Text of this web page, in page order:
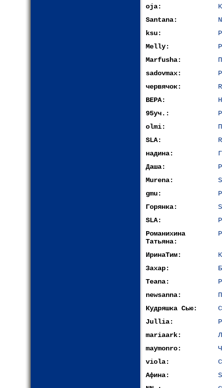
oja:
Santana:
ksu:
Melly:
Marfusha:
sadovmax:
червячок:
ВЕРА:
95уч.:
olmi:
SLA:
надина:
Даша:
Murena:
gmu:
Горянка:
SLA:
Романихина
Татьяна:
ИринаТим:
Захар:
Teana:
newsanna:
Кудряшка Сью:
Jullia:
mariaark:
maymonro:
viola:
Афина: